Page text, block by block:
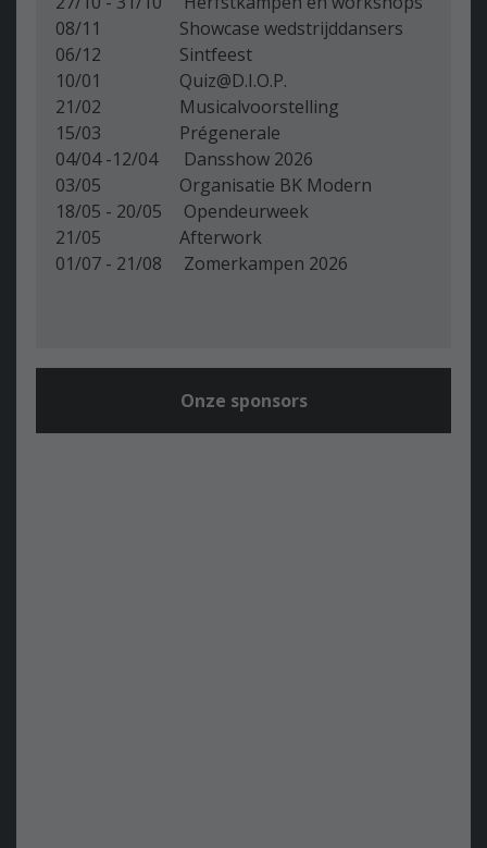
08/11 Showcase wedstrijddansers
06/12 Sintfeest
10/01 Quiz@D.I.O.P.
21/02 Musicalvoorstelling
15/03 Prégenerale
04/04 -12/04 Dansshow 2026
03/05 Organisatie BK Modern
18/05 - 20/05 Opendeurweek
21/05 Afterwork
01/07 - 21/08 Zomerkampen 2026
Onze sponsors